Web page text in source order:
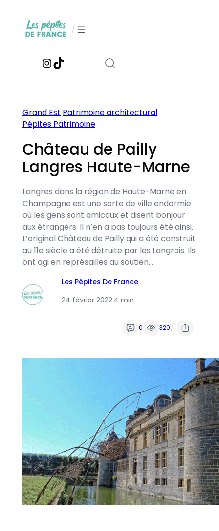
contenu
/
Instagram
TikTok
Grand Est Patrimoine architectural
Pépites Patrimoine
Château de Pailly
Langres Haute-Marne
Langres dans la région de Haute-Marne en
Champagne est une sorte de ville endormie
où les gens sont amicaux et disent bonjour
aux étrangers. Il n’en a pas toujours été ainsi.
L’original Château de Pailly qui a été construit
au 11e siècle a été détruite par les Langrois. Ils
ont agi en représailles au soutien…
Les Pépites De France
24 février 2022·4 min
0 320/